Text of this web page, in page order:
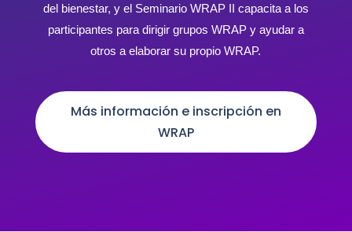
del bienestar, y el Seminario WRAP II capacita a los
participantes para dirigir grupos WRAP y ayudar a
otros a elaborar su propio WRAP.
Más información e inscripción en
WRAP